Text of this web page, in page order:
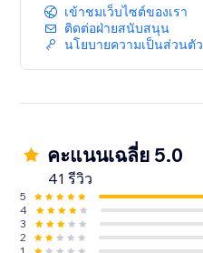
เข้าชมเว็บไซต์ของเรา
ติดต่อฝ่ายสนับสนุน
นโยบายความเป็นส่วนตัว
คะแนนเฉลี่ย 5.0
41 รีวิว
5
4
3
2